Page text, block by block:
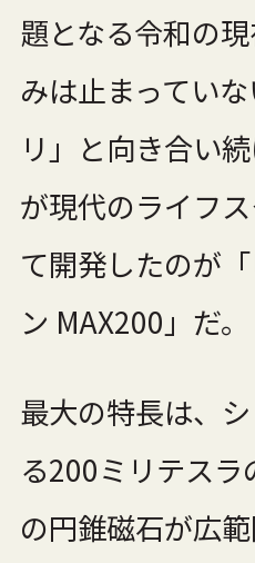
題となる令和の
みは止まってい
リ」と向き合い
が現代のライフ
て開発したのが
ン MAX200」だ。
最大の特長は、
る200ミリテス
の円錐磁石が広